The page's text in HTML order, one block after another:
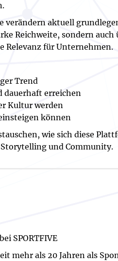
aktuell
Reichweite, sondern
Relevanz für Unternehmen.
Trend
dauerhaft erreichen
Kultur werden
können
wie sich diese
und Community.
SPORTFIVE
mehr als 20 Jahren als